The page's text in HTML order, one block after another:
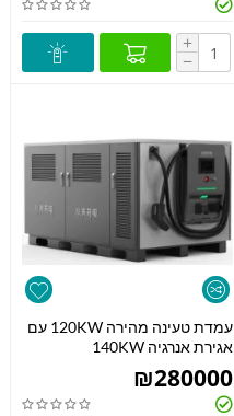
+
−
עמדת טעינה מהירה 120KW עם
אגירת אנרגיה 140KW
₪280000